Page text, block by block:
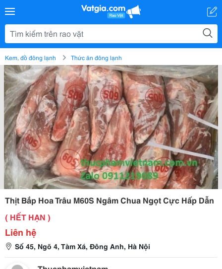
Kem, đồ đông lạnh Thức ăn đông lạnh
Thịt Bắp Hoa Trâu M60S Ngâm Chua Ngọt Cực Hấp Dẫn
( HẾT HẠN )
Liên hệ
Số 45, Ngõ 4, Tàm Xá, Đông Anh, Hà Nội